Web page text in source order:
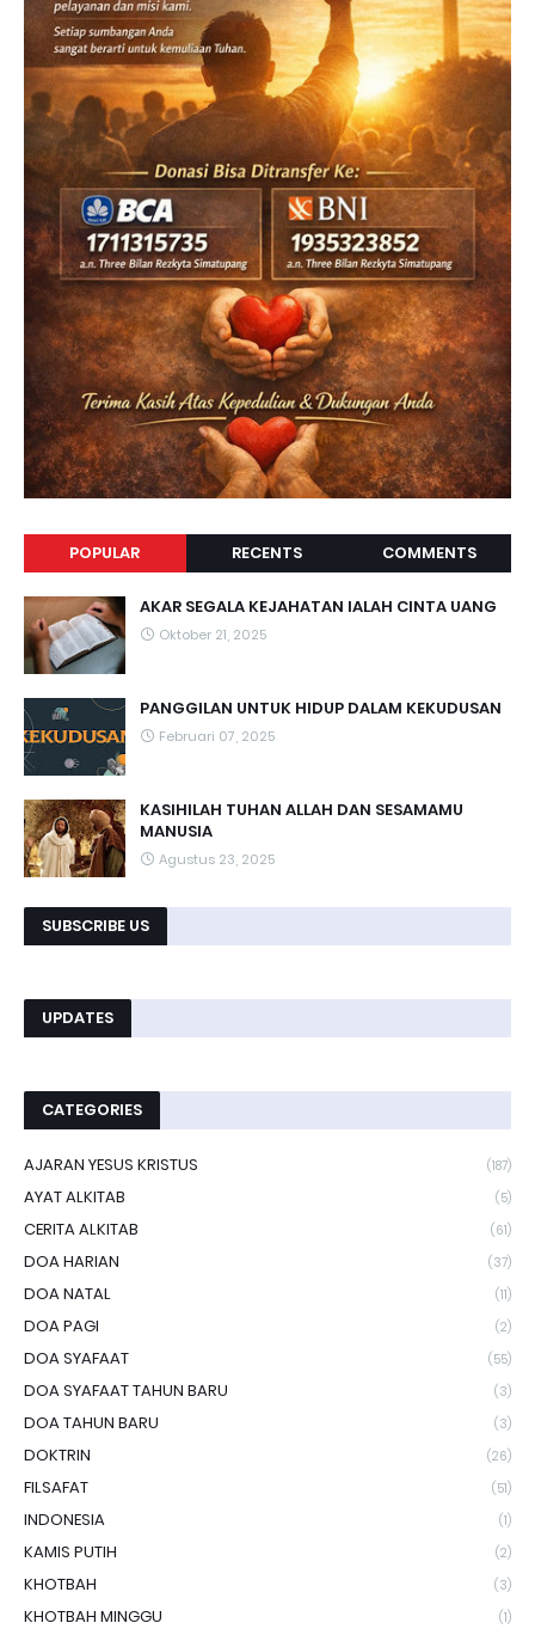
POPULAR RECENTS COMMENTS
AKAR SEGALA KEJAHATAN IALAH CINTA UANG
Oktober 21, 2025
PANGGILAN UNTUK HIDUP DALAM KEKUDUSAN
Februari 07, 2025
KASIHILAH TUHAN ALLAH DAN SESAMAMU
MANUSIA
Agustus 23, 2025
SUBSCRIBE US
UPDATES
CATEGORIES
AJARAN YESUS KRISTUS (187)
AYAT ALKITAB (5)
CERITA ALKITAB (61)
DOA HARIAN (37)
DOA NATAL (11)
DOA PAGI (2)
DOA SYAFAAT (55)
DOA SYAFAAT TAHUN BARU (3)
DOA TAHUN BARU (3)
DOKTRIN (26)
FILSAFAT (51)
INDONESIA (1)
KAMIS PUTIH (2)
KHOTBAH (3)
KHOTBAH MINGGU (1)